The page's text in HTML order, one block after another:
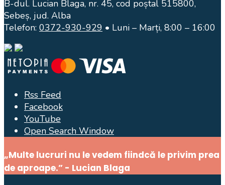
B-dul. Lucian Blaga, nr. 45, cod poștal 515800,
Sebeș, jud. Alba
Telefon: 0372-930-929 • Luni – Marți, 8:00 – 16:00
Rss Feed
Facebook
YouTube
Open Search Window
„Multe lucruri nu le vedem fiindcă le privim prea
de aproape.” - Lucian Blaga